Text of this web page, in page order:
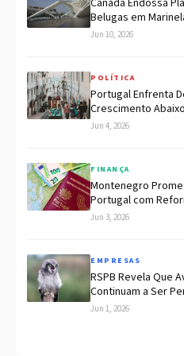
Canadá Endossa
Belugas em
Jun 10, 2026
POLÍTICA
Portugal Enfrenta
Crescimento
Jun 4, 2026
FINANÇA
Montenegro
Portugal com
Jun 3, 2026
EMPRESAS
RSPB Revela Que
Continuam a Ser
Jun 1, 2026